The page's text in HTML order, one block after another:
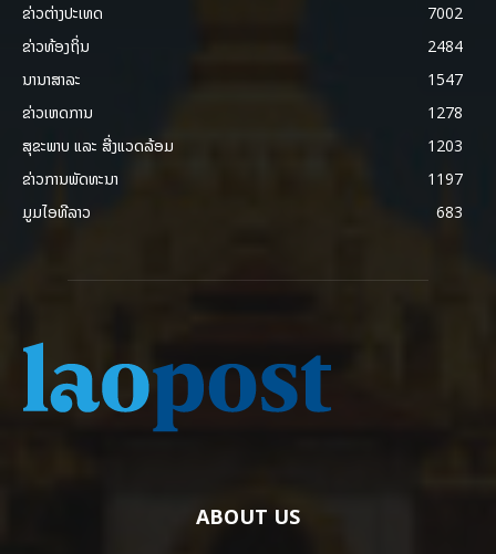
ຂ່າວຕ່າງປະເທດ
7002
ຂ່າວທ້ອງຖິ່ນ
2484
ນານາສາລະ
1547
ຂ່າວເຫດການ
1278
ສຸຂະພາບ ແລະ ສີ່ງແວດລ້ອມ
1203
ຂ່າວການພັດທະນາ
1197
ມູມໄອທີລາວ
683
ABOUT US